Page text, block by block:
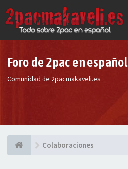
Foro de 2pac en español
Comunidad de 2pacmakaveli.es
Colaboraciones